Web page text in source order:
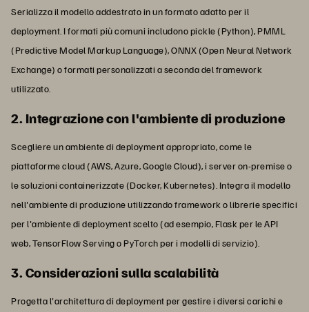
Serializza il modello addestrato in un formato adatto per il
deployment. I formati più comuni includono pickle (Python), PMML
(Predictive Model Markup Language), ONNX (Open Neural Network
Exchange) o formati personalizzati a seconda del framework
utilizzato.
2. Integrazione con l'ambiente di produzione
Scegliere un ambiente di deployment appropriato, come le
piattaforme cloud (AWS, Azure, Google Cloud), i server on-premise o
le soluzioni containerizzate (Docker, Kubernetes). Integra il modello
nell'ambiente di produzione utilizzando framework o librerie specifici
per l'ambiente di deployment scelto (ad esempio, Flask per le API
web, TensorFlow Serving o PyTorch per i modelli di servizio).
3. Considerazioni sulla scalabilità
Progetta l'architettura di deployment per gestire i diversi carichi e